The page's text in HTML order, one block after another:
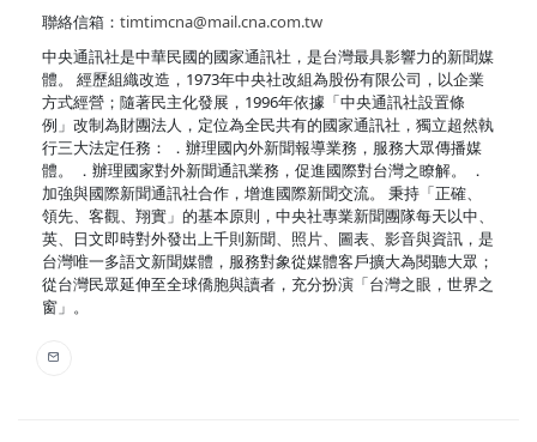
聯絡信箱： timtimcna@mail.cna.com.tw
中央通訊社是中華民國的國家通訊社，是台灣最具影響力的新聞媒
體。 經歷組織改造，1973年中央社改組為股份有限公司，以企業
方式經營；隨著民主化發展，1996年依據「中央通訊社設置條
例」改制為財團法人，定位為全民共有的國家通訊社，獨立超然執
行三大法定任務： ．辦理國內外新聞報導業務，服務大眾傳播媒
體。 ．辦理國家對外新聞通訊業務，促進國際對台灣之瞭解。 ．
加強與國際新聞通訊社合作，增進國際新聞交流。 秉持「正確、
領先、客觀、翔實」的基本原則，中央社專業新聞團隊每天以中、
英、日文即時對外發出上千則新聞、照片、圖表、影音與資訊，是
台灣唯一多語文新聞媒體，服務對象從媒體客戶擴大為閱聽大眾；
從台灣民眾延伸至全球僑胞與讀者，充分扮演「台灣之眼，世界之
窗」。